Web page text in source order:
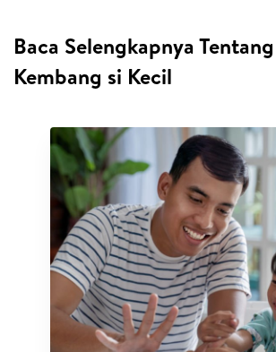
Baca Selengkapnya
Kembang si Kecil